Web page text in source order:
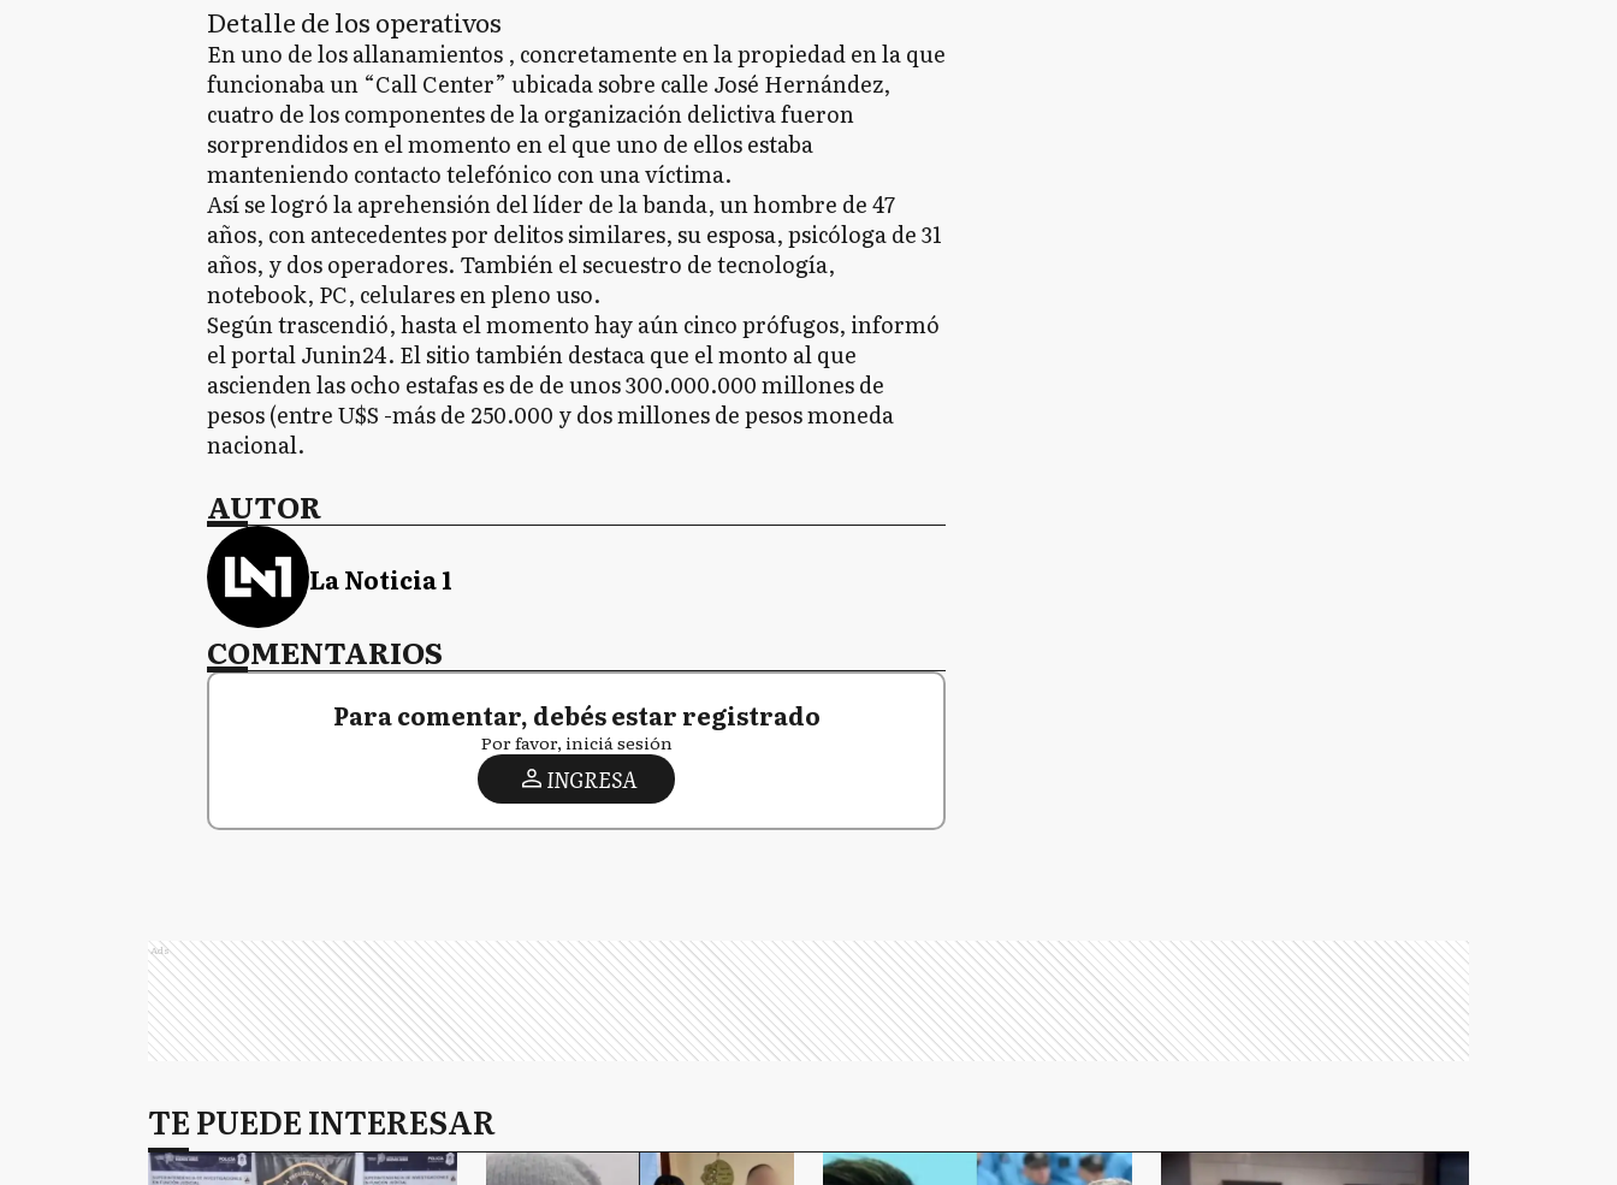
Detalle de los operativos
En uno de los allanamientos , concretamente en la propiedad en la que
funcionaba un “Call Center” ubicada sobre calle José Hernández,
cuatro de los componentes de la organización delictiva fueron
sorprendidos en el momento en el que uno de ellos estaba
manteniendo contacto telefónico con una víctima.
Así se logró la aprehensión del líder de la banda, un hombre de 47
años, con antecedentes por delitos similares, su esposa, psicóloga de 31
años, y dos operadores. También el secuestro de tecnología,
notebook, PC, celulares en pleno uso.
Según trascendió, hasta el momento hay aún cinco prófugos, informó
el portal Junin24. El sitio también destaca que el monto al que
ascienden las ocho estafas es de de unos 300.000.000 millones de
pesos (entre U$S -más de 250.000 y dos millones de pesos moneda
nacional.
AUTOR
La Noticia 1
COMENTARIOS
Para comentar, debés estar registrado
Por favor, iniciá sesión
INGRESA
Ads
TE PUEDE INTERESAR